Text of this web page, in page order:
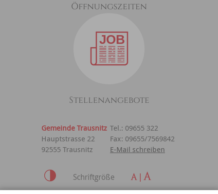
Öffnungszeiten
Stellenangebote
Gemeinde Trausnitz Tel.: 09655 322
Hauptstrasse 22
Fax: 09655/7569842
92555 Trausnitz
E-Mail schreiben
Schriftgröße